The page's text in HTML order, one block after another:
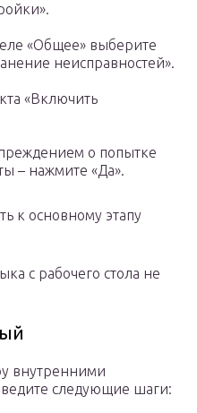
«Общее» выберите
неисправностей».
«Включить
о попытке
– нажмите «Да».
к основному этапу
с рабочего стола не
внутренними
следующие шаги: